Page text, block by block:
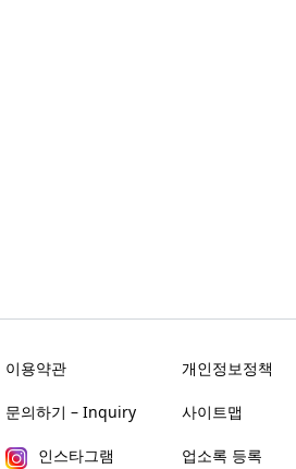
이용약관 개인정보정책
문의하기 – Inquiry 사이트맵
인스타그램 업소록 등록